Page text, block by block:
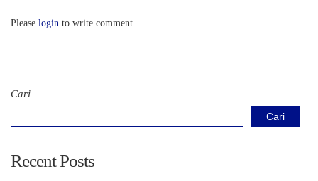
Please login to write comment.
Cari
Cari
Recent Posts